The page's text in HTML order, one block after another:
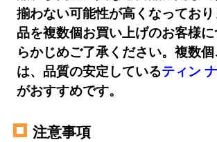
揃わない可能性が高くなってお
品を複数個お買い上げのお客様
らかじめご了承ください。複数
は、品質の安定しているティン
がおすすめです。
注意事項